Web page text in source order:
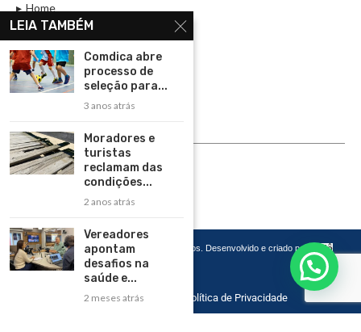
Home
Assinar
Contato
Política de Privacidade
Rádio Maristela - Ao Vivo
ASSINE
Copyright 2026 – Todos os Direitos Reservados. Desenvolvido e criado por
Cadô
Agência de Marketing
Home Contato Política de Privacidade
LEIA TAMBÉM
Comdica abre
processo de
seleção para...
3 anos atrás
Moradores e
turistas
reclamam das
condições...
2 anos atrás
Vereadores
apontam
desafios na
saúde e...
2 meses atrás